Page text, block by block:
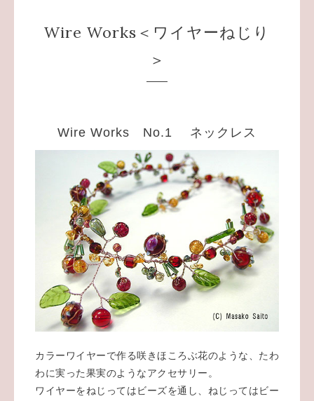
Wire Works＜ワイヤーねじり
＞
Wire Works No.1 ネックレス
カラーワイヤーで作る咲きほころぶ花のような、たわ
わに実った果実のようなアクセサリー。
ワイヤーをねじってはビーズを通し、ねじってはビー